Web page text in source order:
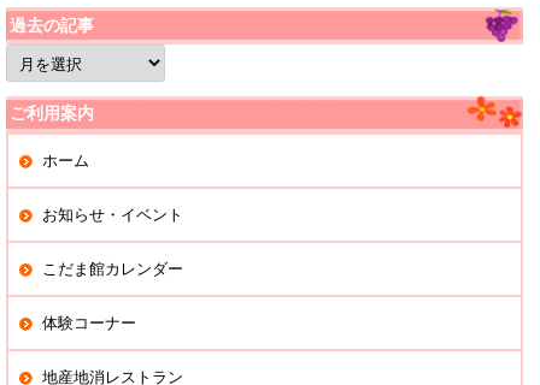
過去の記事
過
去
の
記
事
ご利用案内
ホーム
お知らせ・イベント
こだま館カレンダー
体験コーナー
地産地消レストラン